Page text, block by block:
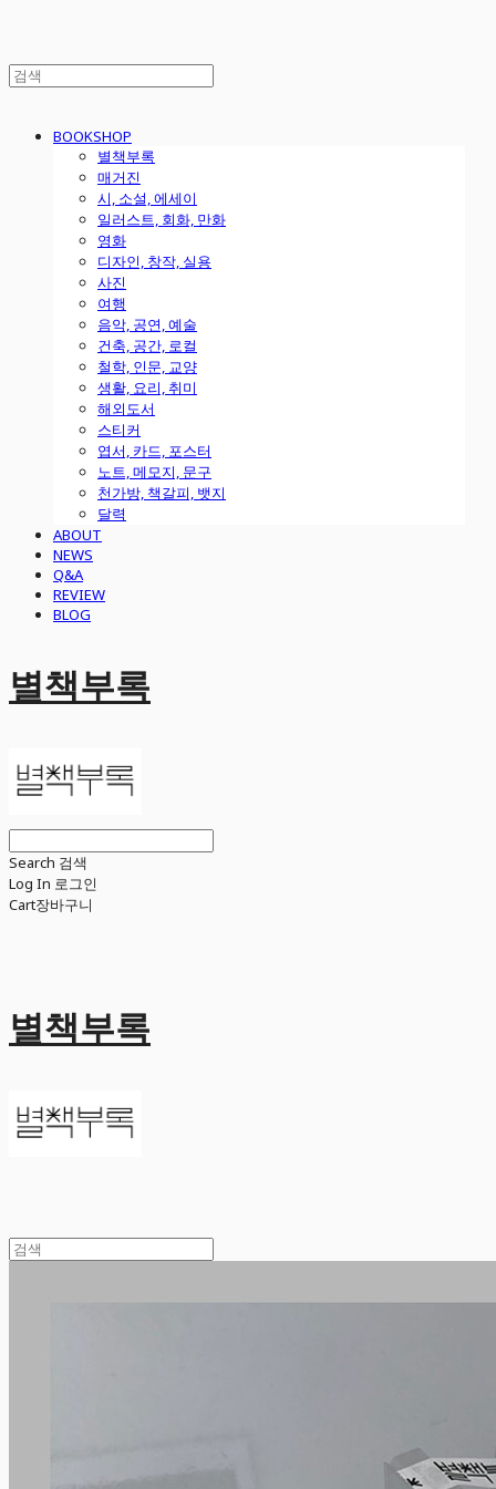
BOOKSHOP
별책부록
매거진
시, 소설, 에세이
일러스트, 회화, 만화
영화
디자인, 창작, 실용
사진
여행
음악, 공연, 예술
건축, 공간, 로컬
철학, 인문, 교양
생활, 요리, 취미
해외도서
스티커
엽서, 카드, 포스터
노트, 메모지, 문구
천가방, 책갈피, 뱃지
달력
ABOUT
NEWS
Q&A
REVIEW
BLOG
별책부록
Search 검색
Log In 로그인
Cart장바구니
별책부록